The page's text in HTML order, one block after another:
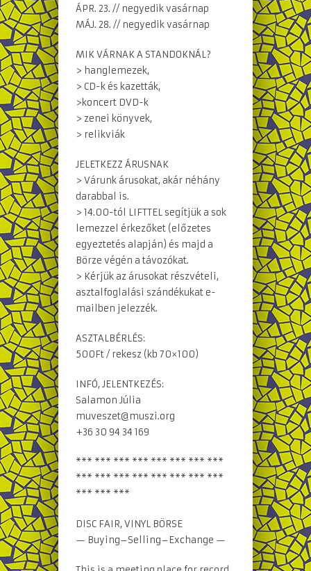
ÁPR. 23. // negyedik vasárnap
MÁJ. 28. // negyedik vasárnap
MIK VÁRNAK A STANDOKNÁL?
> hanglemezek,
> CD-k és kazetták,
>koncert DVD-k
> zenei könyvek,
> relikviák
JELETKEZZ ÁRUSNAK
> Várunk árusokat, akár néhány
darabbal is.
> 14.00-tól LIFTTEL segítjük a sok
lemezzel érkezőket (előzetes
egyeztetés alapján) és majd a
Börze végén a távozókat.
> Kérjük az árusokat részvételi,
asztalfoglalási szándékukat e-
mailben jelezzék.
ASZTALBÉRLÉS:
500Ft / rekesz (kb 70×100)
INFÓ, JELENTKEZÉS:
Salamon Júlia
muveszet@muszi.org
+36 30 94 34 169
*** *** *** *** *** *** *** ***
*** *** *** *** *** *** *** ***
*** *** ***
DISC FAIR, VINYL BÖRSE
— Buying–Selling–Exchange —